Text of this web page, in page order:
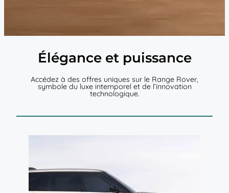
Élégance et puissance
Accédez à des offres uniques sur le Range Rover,
symbole du luxe intemporel et de l’innovation
technologique.